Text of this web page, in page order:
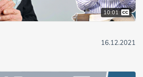
10:01
16.12.2021